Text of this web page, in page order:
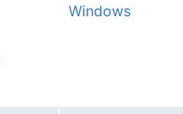
Windows